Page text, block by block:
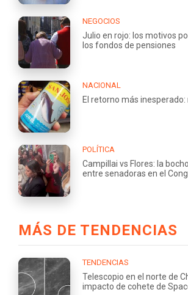
NEGOCIOS
Julio en rojo: los motivos
los fondos de pensiones
NACIONAL
El retorno más inesperado:
POLÍTICA
Campillai vs Flores: la
entre senadoras en el
MÁS DE TENDENCIAS
TENDENCIAS
Telescopio en el norte de
impacto de cohete de